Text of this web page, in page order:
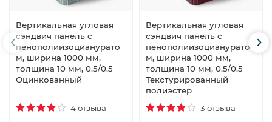
Вертикальная угловая
сэндвич панель с
пенополиизоцианурато
м, ширина 1000 мм,
толщина 10 мм, 0.5/0.5
Оцинкованный
4 отзыва
Вертикальная угловая
сэндвич панель с
пенополиизоцианурато
м, ширина 1000 мм,
толщина 10 мм, 0.5/0.5
Текстурированный
полиэстер
3 отзыва